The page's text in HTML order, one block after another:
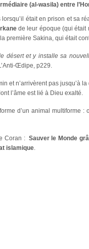
(al-wasila) entre
était en prison et sa
de leur époque (qui était
première Sakina, qui était
désert et y installe sa
Œdipe, p229.
et n’arrivèrent pas jusqu’à
l’âme est lié à Dieu exalté.
d’un animal multiforme
Coran : Sauver le Monde
islamique.